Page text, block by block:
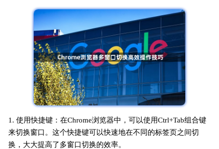
1. 使用快捷键：在Chrome浏览器中，可以使用Ctrl+Tab组合键
来切换窗口。这个快捷键可以快速地在不同的标签页之间切
换，大大提高了多窗口切换的效率。